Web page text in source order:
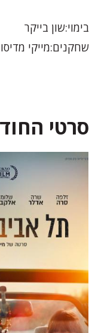
בימוי שון בייקר
שחקנים מייקי
סרטי